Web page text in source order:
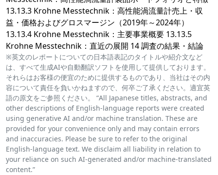
13.13.3 Krohne Messtechnik：高性能渦流量計売上・収
益・価格およびグロスマージン（2019年～2024年）
13.13.4 Krohne Messtechnik：主要事業概要 13.13.5
Krohne Messtechnik：直近の展開 14 調査の結果・結論
※英文のレポートについての日本語表記のタイトルや紹介文など
は、すべて生成AIや自動翻訳ソフトを使用して提供しております。
それらはお客様の便宜のために提供するものであり、当社はその内
容について責任を負いかねますので、何卒ご了承ください。適宜英
語の原文をご参照ください。 “All Japanese titles, abstracts, and
other descriptions of English-language reports were created
using generative AI and/or machine translation. These are
provided for your convenience only and may contain errors
and inaccuracies. Please be sure to refer to the original
English-language text. We disclaim all liability in relation to
your reliance on such AI-generated and/or machine-translated
content.”